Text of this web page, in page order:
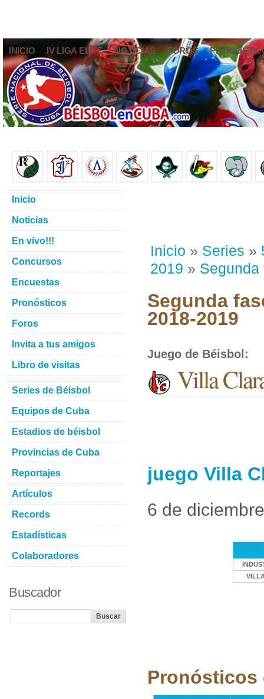
INICIO IV LIGA ELITE NOTICIAS FOROS
Inicio » Series »
2019 » Segunda
Segunda
2018-2019
Juego de Béisbol :
Villa
juego Villa
6 de
Pronósticos
Inicio
Noticias
En vivo!!!
Concursos
Encuestas
Pronósticos
Foros
Invita a tus amigos
Libro de visitas
Series de Béisbol
Equipos de Cuba
Estadios de béisbol
Provincias de Cuba
Reportajes
Artículos
Records
Estadísticas
Colaboradores
Buscador